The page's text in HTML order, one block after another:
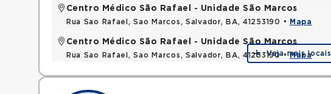
Centro Médico São Rafael - Unidade São Marcos
Rua Sao Rafael, Sao Marcos, Salvador, BA, 41253190 • Mapa
Centro Médico São Rafael - Unidade São Marcos
Rua Sao Rafael, Sao Marcos, Salvador, BA, 41253190 •Mapa
Veja mais locais